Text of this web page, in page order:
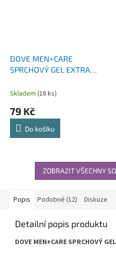
DOVE MEN+CARE
SPRCHOVÝ GEL EXTRA
Skladem (18 ks)
79 Kč
Do košíku
ZOBRAZIT VŠECHNY
Popis Podobné (12) Diskuze
Detailní popis produktu
DOVE MEN+CARE SPRCHOVÝ